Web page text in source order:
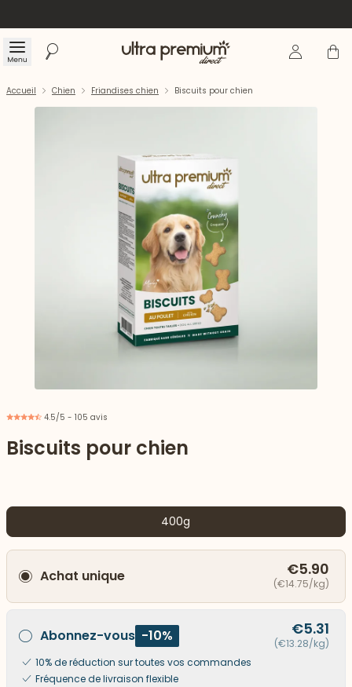
Menu Rechercher Accueil Se Panier
vers le bas
Accueil Chien Friandises chien Biscuits pour chien
4.5/5 - 105 avis
Biscuits pour chien
400g
Achat unique €5.90
(€14.75/kg)
Abonnez-vous -10% €5.31
(€13.28/kg)
10% de réduction sur toutes vos commandes
Fréquence de livraison flexible